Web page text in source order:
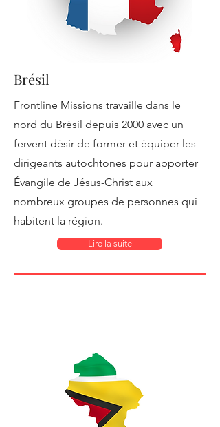
Brésil
Frontline Missions travaille dans le
nord du Brésil depuis 2000 avec un
fervent désir de former et équiper les
dirigeants autochtones pour apporter
Évangile de Jésus-Christ aux
nombreux groupes de personnes qui
habitent la région.
Lire la suite